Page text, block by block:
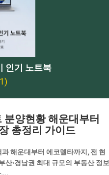
인기 노트북
양현황 해운대부터
총정리 가이드
해운대부터 에코델타까지, 전 현
산·경남권 최대 규모의 부동산 정보